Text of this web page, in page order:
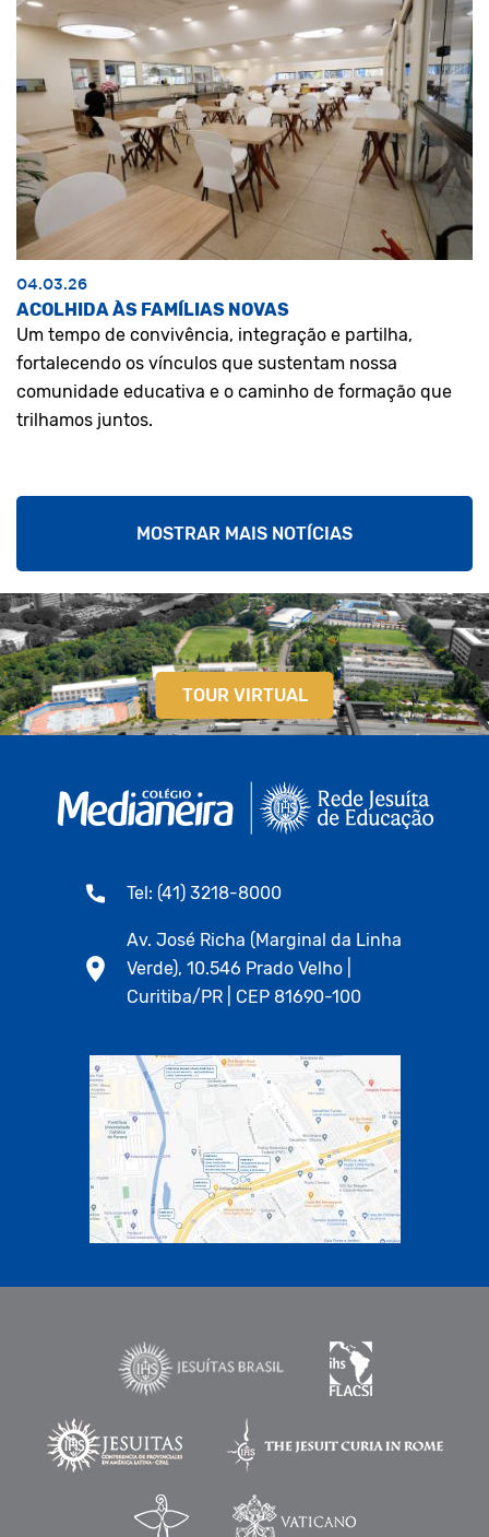
04.03.26
ACOLHIDA ÀS FAMÍLIAS NOVAS
Um tempo de convivência, integração e partilha,
fortalecendo os vínculos que sustentam nossa
comunidade educativa e o caminho de formação que
trilhamos juntos.
MOSTRAR MAIS NOTÍCIAS
TOUR VIRTUAL
Tel: (41) 3218-8000
Av. José Richa (Marginal da Linha
Verde), 10.546 Prado Velho |
Curitiba/PR | CEP 81690-100